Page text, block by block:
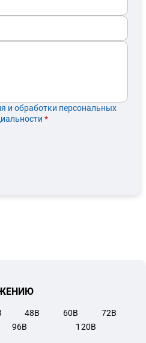
и обработки персональных
*
48В 60В 72В
96В 120В